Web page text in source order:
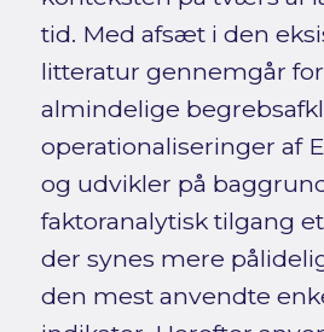
tid. Med afsæt i den
litteratur gennemgår
almindelige
operationaliseringer af
og udvikler på
faktoranalytisk tilgang
der synes mere
den mest anvendte